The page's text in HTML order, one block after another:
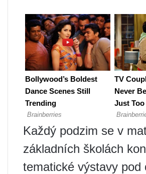
Každý podzim se v
základních školách
tematické výstavy pod